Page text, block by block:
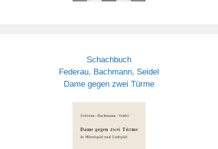
Schachbuch
Federau, Bachmann, Seidel
Dame gegen zwei Türme